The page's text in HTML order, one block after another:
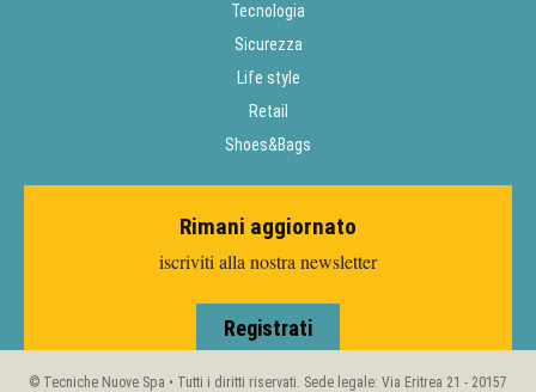
Tecnologia
Sicurezza
Life style
Retail
Shoes&Bags
Rimani aggiornato
iscriviti alla nostra newsletter
Registrati
© Tecniche Nuove Spa • Tutti i diritti riservati. Sede legale: Via Eritrea 21 - 20157